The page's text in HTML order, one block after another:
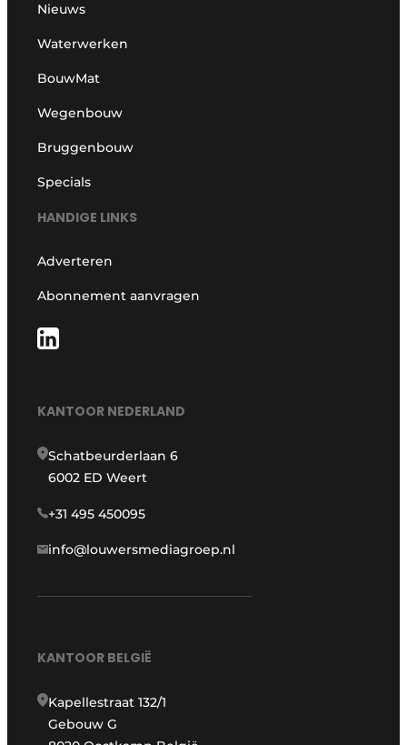
Nieuws
Waterwerken
BouwMat
Wegenbouw
Bruggenbouw
Specials
HANDIGE LINKS
Adverteren
Abonnement aanvragen
KANTOOR NEDERLAND
Schatbeurderlaan 6
6002 ED Weert
+31 495 450095
info@louwersmediagroep.nl
KANTOOR BELGIË
Kapellestraat 132/1
Gebouw G